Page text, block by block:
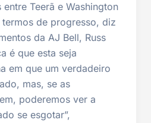
Teerã e Washington
de progresso, diz
da AJ Bell, Russ
é que esta seja
em que um verdadeiro
mas, se as
poderemos ver a
se esgotar”,